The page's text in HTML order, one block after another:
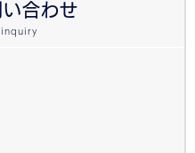
い合わせ